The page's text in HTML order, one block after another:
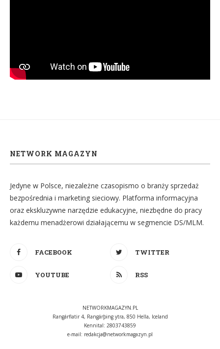
NETWORK MAGAZYN
Jedyne w Polsce, niezależne czasopismo o branży sprzedaż
bezpośrednia i marketing sieciowy. Platforma informacyjna
oraz ekskluzywne narzędzie edukacyjne, niezbędne do pracy
każdemu menadżerowi działającemu w segmencie DS/MLM.
FACEBOOK TWITTER
YOUTUBE RSS
NETWORKMAGAZYN.PL
Rangárflatir 4, Rangárþing ytra, 850 Hella, Iceland
Kennital: 2803743859
e-mail: redakcja@networkmagazyn.pl